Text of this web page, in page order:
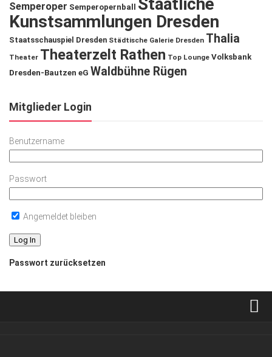
Semperoper Semperopernball
Staatliche
Kunstsammlungen Dresden
Staatsschauspiel Dresden Städtische Galerie Dresden Thalia
Theater Theaterzelt Rathen Top Lounge Volksbank
Dresden-Bautzen eG Waldbühne Rügen
Mitglieder Login
Benutzername
Passwort
Angemeldet bleiben
Passwort zurücksetzen